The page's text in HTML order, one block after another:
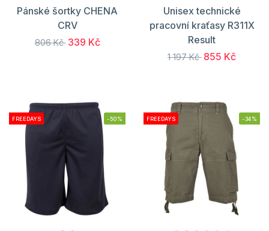
Pánské šortky CHENA
CRV
806 Kč 339 Kč
Unisex technické
pracovní kraťasy R311X
Result
1 197 Kč 855 Kč
FREEDAYS -50% FREEDAYS -34%